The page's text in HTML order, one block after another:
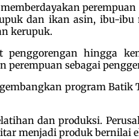
dan ikan asin, ibu-ibu
kerupuk.
hingga
sebagai
program Batik
dan produksi.
menjadi produk bernilai